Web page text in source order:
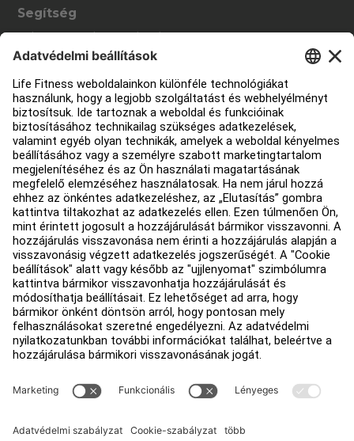
Segítség
Edzőterem berendezés
Szolgáltatási központ
Oktatási központ
Rólunk
Forgalmazó keresése
Üzletek keresése
Jogi információk
Hozzáférhetőség
Bejelentkezés a Facility Connect
Adatvédelmi beállítások